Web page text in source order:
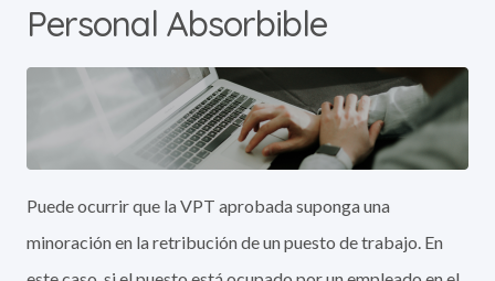
Personal Absorbible
Puede ocurrir que la VPT aprobada suponga una
minoración en la retribución de un puesto de trabajo. En